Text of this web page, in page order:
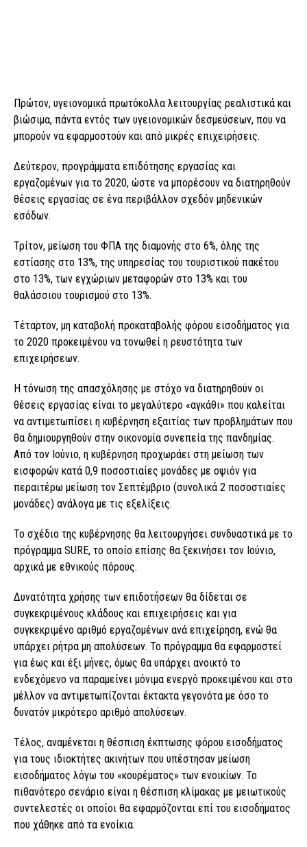
Πρώτον, υγειονομικά πρωτόκολλα λειτουργίας ρεαλιστικά και
βιώσιμα, πάντα εντός των υγειονομικών δεσμεύσεων, που να
μπορούν να εφαρμοστούν και από μικρές επιχειρήσεις.
Δεύτερον, προγράμματα επιδότησης εργασίας και
εργαζομένων για το 2020, ώστε να μπορέσουν να διατηρηθούν
θέσεις εργασίας σε ένα περιβάλλον σχεδόν μηδενικών
εσόδων.
Τρίτον, μείωση του ΦΠΑ της διαμονής στο 6%, όλης της
εστίασης στο 13%, της υπηρεσίας του τουριστικού πακέτου
στο 13%, των εγχώριων μεταφορών στο 13% και του
θαλάσσιου τουρισμού στο 13%.
Τέταρτον, μη καταβολή προκαταβολής φόρου εισοδήματος για
το 2020 προκειμένου να τονωθεί η ρευστότητα των
επιχειρήσεων.
Η τόνωση της απασχόλησης με στόχο να διατηρηθούν οι
θέσεις εργασίας είναι το μεγαλύτερο «αγκάθι» που καλείται
να αντιμετωπίσει η κυβέρνηση εξαιτίας των προβλημάτων που
θα δημιουργηθούν στην οικονομία συνεπεία της πανδημίας.
Από τον Ιούνιο, η κυβέρνηση προχωράει στη μείωση των
εισφορών κατά 0,9 ποσοστιαίες μονάδες με οψιόν για
περαιτέρω μείωση τον Σεπτέμβριο (συνολικά 2 ποσοστιαίες
μονάδες) ανάλογα με τις εξελίξεις.
Το σχέδιο της κυβέρνησης θα λειτουργήσει συνδυαστικά με το
πρόγραμμα SURE, το οποίο επίσης θα ξεκινήσει τον Ιούνιο,
αρχικά με εθνικούς πόρους.
Δυνατότητα χρήσης των επιδοτήσεων θα δίδεται σε
συγκεκριμένους κλάδους και επιχειρήσεις και για
συγκεκριμένο αριθμό εργαζομένων ανά επιχείρηση, ενώ θα
υπάρχει ρήτρα μη απολύσεων. Το πρόγραμμα θα εφαρμοστεί
για έως και έξι μήνες, όμως θα υπάρχει ανοικτό το
ενδεχόμενο να παραμείνει μόνιμα ενεργό προκειμένου και στο
μέλλον να αντιμετωπίζονται έκτακτα γεγονότα με όσο το
δυνατόν μικρότερο αριθμό απολύσεων.
Τέλος, αναμένεται η θέσπιση έκπτωσης φόρου εισοδήματος
για τους ιδιοκτήτες ακινήτων που υπέστησαν μείωση
εισοδήματος λόγω του «κουρέματος» των ενοικίων. Το
πιθανότερο σενάριο είναι η θέσπιση κλίμακας με μειωτικούς
συντελεστές οι οποίοι θα εφαρμόζονται επί του εισοδήματος
που χάθηκε από τα ενοίκια.